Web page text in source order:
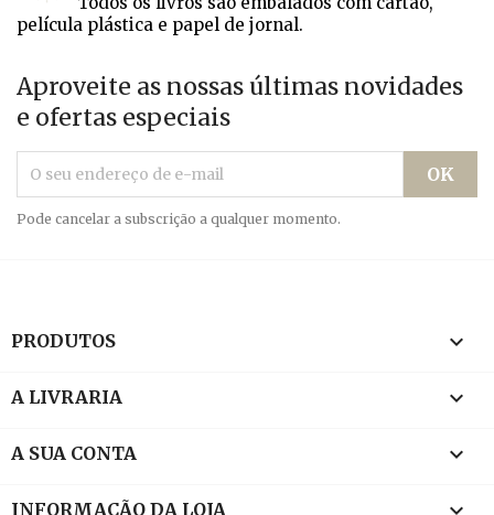
película plástica e papel de jornal.
Aproveite as nossas últimas novidades
e ofertas especiais
Pode cancelar a subscrição a qualquer momento.
PRODUTOS 
A LIVRARIA 
A SUA CONTA 
INFORMAÇÃO DA LOJA